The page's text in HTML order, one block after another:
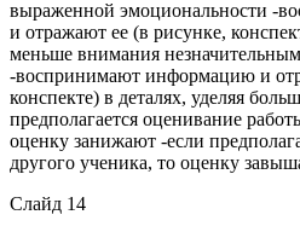
выраженной эмоциональности -
и отражают ее (в рисунке,
меньше внимания
-воспринимают информацию и
конспекте) в деталях, уделяя
предполагается оценивание
оценку занижают -если
другого ученика, то оценку
Слайд 14